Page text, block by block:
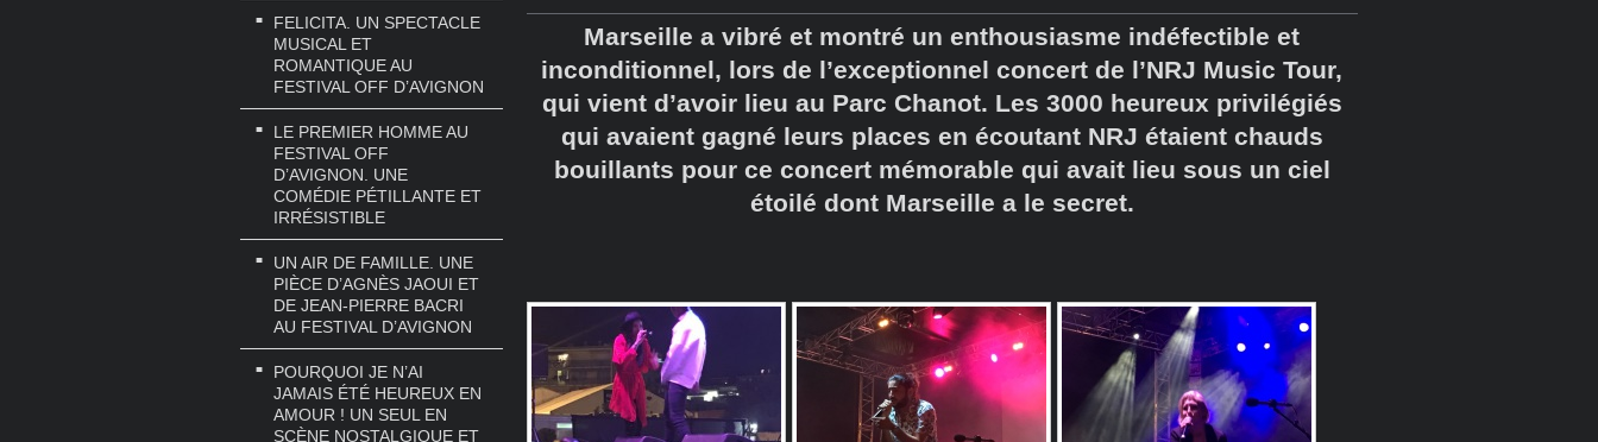
FELICITA. UN SPECTACLE
MUSICAL ET
ROMANTIQUE AU
FESTIVAL OFF D’AVIGNON
LE PREMIER HOMME AU
FESTIVAL OFF
D’AVIGNON. UNE
COMÉDIE PÉTILLANTE ET
IRRÉSISTIBLE
UN AIR DE FAMILLE. UNE
PIÈCE D’AGNÈS JAOUI ET
DE JEAN-PIERRE BACRI
AU FESTIVAL D’AVIGNON
POURQUOI JE N’AI
JAMAIS ÉTÉ HEUREUX EN
AMOUR ! UN SEUL EN
SCÈNE NOSTALGIQUE ET
Marseille a vibré et montré un enthousiasme indéfectible et
inconditionnel, lors de l’exceptionnel concert de l’NRJ Music Tour,
qui vient d’avoir lieu au Parc Chanot. Les 3000 heureux privilégiés
qui avaient gagné leurs places en écoutant NRJ étaient chauds
bouillants pour ce concert mémorable qui avait lieu sous un ciel
étoilé dont Marseille a le secret.